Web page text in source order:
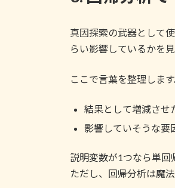
真因探索の武器として
らい影響しているかを見
ここで言葉を整理します
結果として増減させ
影響していそうな要
説明変数が1つなら単回
ただし、回帰分析は魔